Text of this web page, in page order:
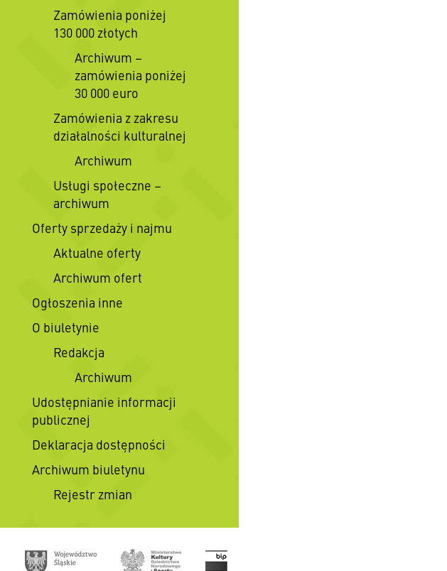
Zamówienia poniżej
130 000 złotych
Archiwum –
zamówienia poniżej
30 000 euro
Zamówienia z zakresu
działalności kulturalnej
Archiwum
Usługi społeczne –
archiwum
Oferty sprzedaży i najmu
Aktualne oferty
Archiwum ofert
Ogłoszenia inne
O biuletynie
Redakcja
Archiwum
Udostępnianie informacji
publicznej
Deklaracja dostępności
Archiwum biuletynu
Rejestr zmian